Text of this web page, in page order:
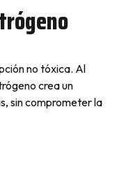
no tóxica. Al
crea un
sin comprometer la